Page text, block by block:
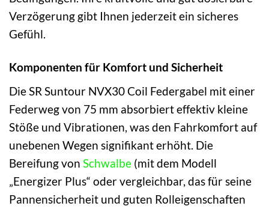
Verzögerung gibt Ihnen jederzeit ein sicheres
Gefühl.
Komponenten für Komfort und Sicherheit
Die SR Suntour NVX30 Coil Federgabel mit einer
Federweg von 75 mm absorbiert effektiv kleine
Stöße und Vibrationen, was den Fahrkomfort auf
unebenen Wegen signifikant erhöht. Die
Bereifung von Schwalbe (mit dem Modell
„Energizer Plus“ oder vergleichbar, das für seine
Pannensicherheit und guten Rolleigenschaften